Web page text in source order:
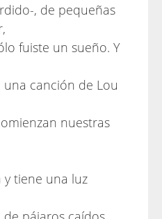
, de pequeñas
fuiste un sueño. Y
canción de Lou
nuestras
y tiene una luz